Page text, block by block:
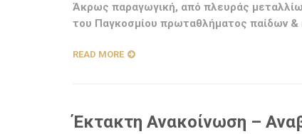
Άκρως παραγωγική, από πλευράς
του Παγκοσμίου πρωταθλήματος παίδων &
READ MORE
Έκτακτη Ανακοίνωση –